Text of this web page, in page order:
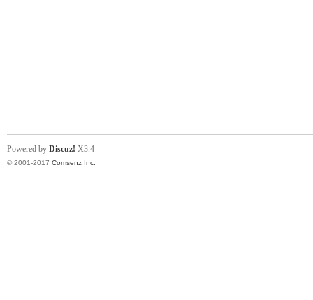
Powered by Discuz! X3.4
© 2001-2017 Comsenz Inc.